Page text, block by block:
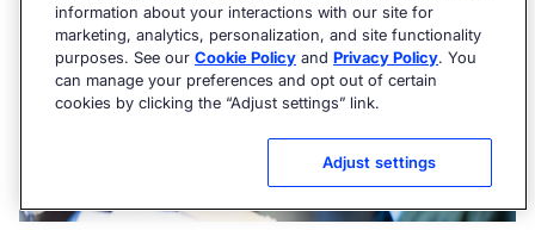
information about your interactions with our site for
marketing, analytics, personalization, and site functionality
purposes. See our Cookie Policy and Privacy Policy. You
can manage your preferences and opt out of certain
cookies by clicking the “Adjust settings” link.
Adjust settings